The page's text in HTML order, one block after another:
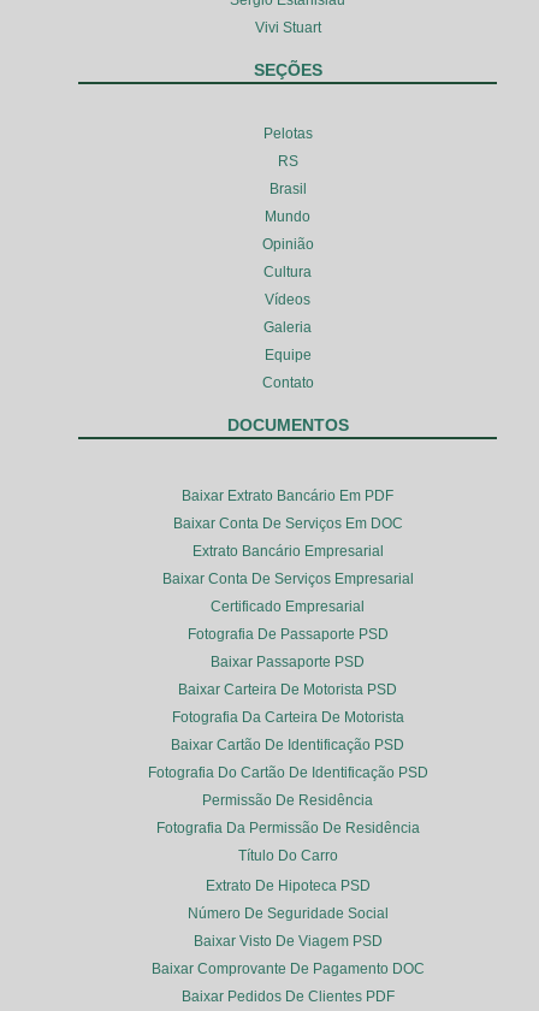
Vivi Stuart
SEÇÕES
Pelotas
RS
Brasil
Mundo
Opinião
Cultura
Vídeos
Galeria
Equipe
Contato
DOCUMENTOS
Baixar Extrato Bancário Em PDF
Baixar Conta De Serviços Em DOC
Extrato Bancário Empresarial
Baixar Conta De Serviços Empresarial
Certificado Empresarial
Fotografia De Passaporte PSD
Baixar Passaporte PSD
Baixar Carteira De Motorista PSD
Fotografia Da Carteira De Motorista
Baixar Cartão De Identificação PSD
Fotografia Do Cartão De Identificação PSD
Permissão De Residência
Fotografia Da Permissão De Residência
Título Do Carro
Extrato De Hipoteca PSD
Número De Seguridade Social
Baixar Visto De Viagem PSD
Baixar Comprovante De Pagamento DOC
Baixar Pedidos De Clientes PDF